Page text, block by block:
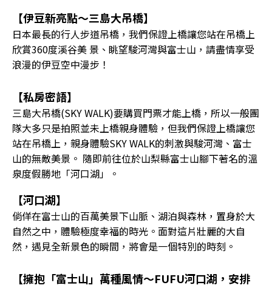
【伊豆新亮點～三島大吊橋】
日本最長的行人步道吊橋，我們保證上橋讓您站在吊橋上
欣賞360度溪谷美 景、眺望駿河灣與富士山，請盡情享受
浪漫的伊豆空中漫步！
【私房密語】
三島大吊橋(SKY WALK)要購買門票才能上橋，所以一般團
隊大多只是拍照並未上橋親身體驗，但我們保證上橋讓您
站在吊橋上，親身體驗SKY WALK的刺激與駿河灣、富士
山的無敵美景。 隨即前往位於山梨縣富士山腳下著名的溫
泉度假勝地「河口湖」。
【河口湖】
倘佯在富士山的百萬美景下山脈、湖泊與森林，置身於大
自然之中，體驗極度幸福的時光。面對這片壯麗的大自
然，遇見全新景色的瞬間，將會是一個特別的時刻。
【擁抱「富士山」萬種風情～FUFU河口湖，安排